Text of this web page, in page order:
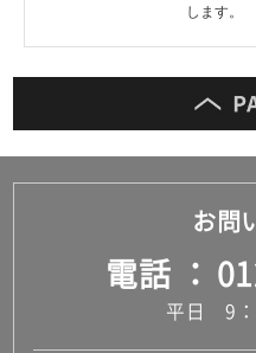
します。
お問
電話
平日 9：